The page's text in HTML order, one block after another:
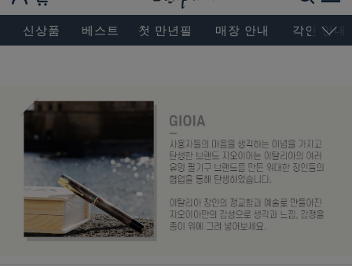
BESEN MASTERPIECE, SINCE 2004
신상품 베스트 첫 만년필 매장 안내 각인 안내